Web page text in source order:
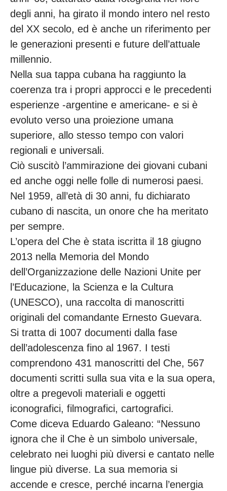
degli anni, ha girato il mondo intero nel resto
del XX secolo, ed è anche un riferimento per
le generazioni presenti e future dell’attuale
millennio.
Nella sua tappa cubana ha raggiunto la
coerenza tra i propri approcci e le precedenti
esperienze -argentine e americane- e si è
evoluto verso una proiezione umana
superiore, allo stesso tempo con valori
regionali e universali.
Ciò suscitò l’ammirazione dei giovani cubani
ed anche oggi nelle folle di numerosi paesi.
Nel 1959, all’età di 30 anni, fu dichiarato
cubano di nascita, un onore che ha meritato
per sempre.
L’opera del Che è stata iscritta il 18 giugno
2013 nella Memoria del Mondo
dell’Organizzazione delle Nazioni Unite per
l’Educazione, la Scienza e la Cultura
(UNESCO), una raccolta di manoscritti
originali del comandante Ernesto Guevara.
Si tratta di 1007 documenti dalla fase
dell’adolescenza fino al 1967. I testi
comprendono 431 manoscritti del Che, 567
documenti scritti sulla sua vita e la sua opera,
oltre a pregevoli materiali e oggetti
iconografici, filmografici, cartografici.
Come diceva Eduardo Galeano: “Nessuno
ignora che il Che è un simbolo universale,
celebrato nei luoghi più diversi e cantato nelle
lingue più diverse. La sua memoria si
accende e cresce, perché incarna l’energia